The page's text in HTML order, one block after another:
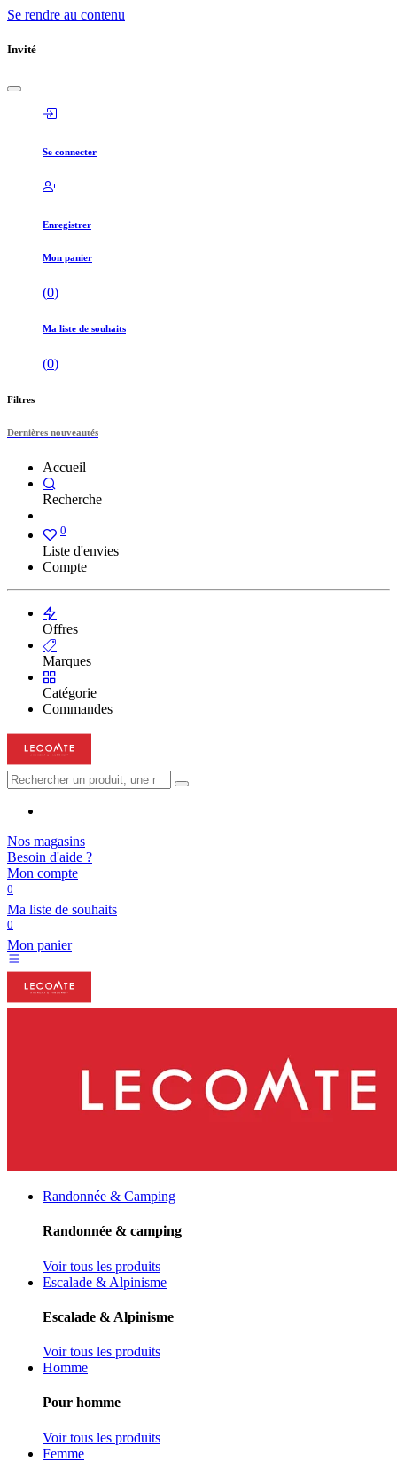
Se rendre au contenu
Invité
Se connecter
Enregistrer
Mon panier
(0)
Ma liste de souhaits
(0)
Filtres
Dernières nouveautés
Accueil
Recherche
0
Liste d'envies
Compte
Offres
Marques
Catégorie
Commandes
Nos magasins
Besoin d'aide ?
Mon compte
0
Ma liste de souhaits
0
Mon panier
Randonnée & Camping
Randonnée & camping
Voir tous les produits
Escalade & Alpinisme
Escalade & Alpinisme
Voir tous les produits
Homme
Pour homme
Voir tous les produits
Femme